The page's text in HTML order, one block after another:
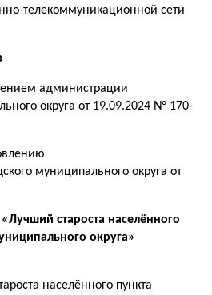
телекоммуникационной сети
администрации
округа от 19.09.2024 № 170-
муниципального округа от
староста населённого
округа»
населённого пункта